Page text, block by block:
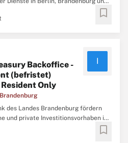
sowie die Bereiche Teilhabe und
bookmark
Backoffice -
(befristet)
Only
I
des Landes Brandenburg fördern
und private Investitionsvorhaben in
Infrastruktur, Wohnungsbau und
und nachhaltig handelndes
bookmark